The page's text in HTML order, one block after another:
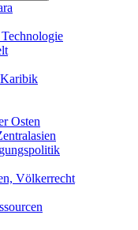
Osten
Völkerrecht